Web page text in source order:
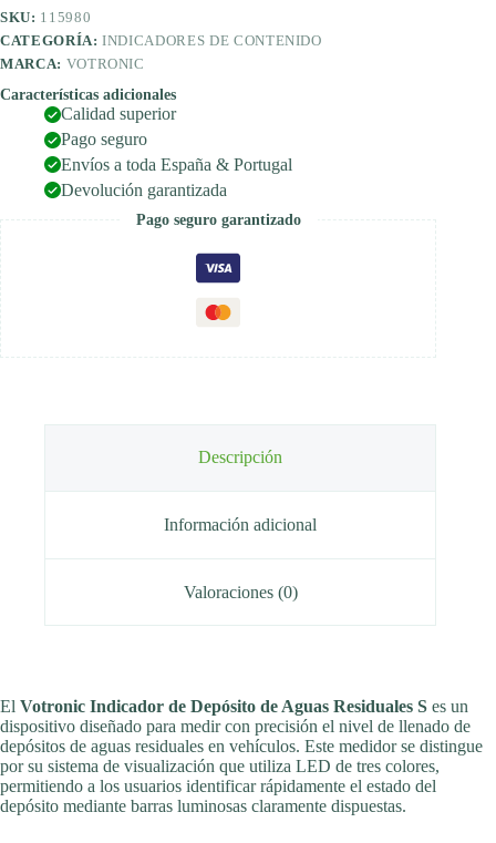
SKU: 115980
CATEGORÍA:INDICADORES DE CONTENIDO
MARCA: VOTRONIC
Características adicionales
Calidad superior
Pago seguro
Envíos a toda España & Portugal
Devolución garantizada
Pago seguro garantizado
Descripción
Información adicional
Valoraciones (0)
El Votronic Indicador de Depósito de Aguas Residuales S es un
dispositivo diseñado para medir con precisión el nivel de llenado de
depósitos de aguas residuales en vehículos. Este medidor se distingue
por su sistema de visualización que utiliza LED de tres colores,
permitiendo a los usuarios identificar rápidamente el estado del
depósito mediante barras luminosas claramente dispuestas.